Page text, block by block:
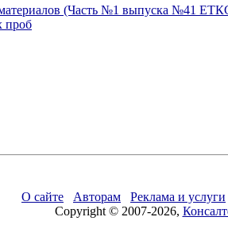
(Часть №1 выпуска №41
проб
О сайте Авторам Реклама и услуги
Copyright © 2007-2026,